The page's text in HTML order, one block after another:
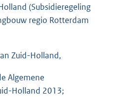
(Subsidieregeling
regio Rotterdam
Zuid-Holland,
Algemene
Holland 2013;